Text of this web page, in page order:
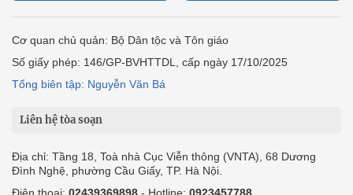
Cơ quan chủ quản: Bộ Dân tộc và Tôn giáo
Số giấy phép: 146/GP-BVHTTDL, cấp ngày 17/10/2025
Tổng biên tập: Nguyễn Văn Bá
Liên hệ tòa soạn
Địa chỉ: Tầng 18, Toà nhà Cục Viễn thông (VNTA), 68 Dương
Đình Nghệ, phường Cầu Giấy, TP. Hà Nội.